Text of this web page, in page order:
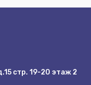
стр. 19-20 этаж 2